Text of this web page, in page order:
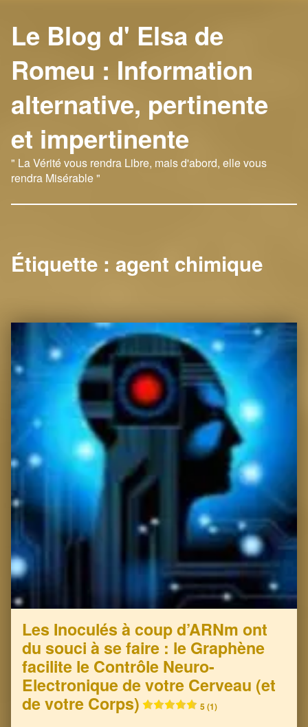
Le Blog d' Elsa de
Romeu : Information
alternative, pertinente
et impertinente
" La Vérité vous rendra Libre, mais d'abord, elle vous
rendra Misérable "
Étiquette : agent chimique
Les Inoculés à coup d’ARNm ont
du souci à se faire : le Graphène
facilite le Contrôle Neuro-
Electronique de votre Cerveau (et
de votre Corps)
5 (1)